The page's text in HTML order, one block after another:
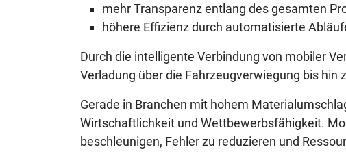
mehr Transparenz entlang des gesamten
höhere Effizienz durch automatisierte
Durch die intelligente Verbindung von mobiler
Verladung über die Fahrzeugverwiegung bis hin
Gerade in Branchen mit hohem
Wirtschaftlichkeit und Wettbewerbsfähigkeit.
beschleunigen, Fehler zu reduzieren und